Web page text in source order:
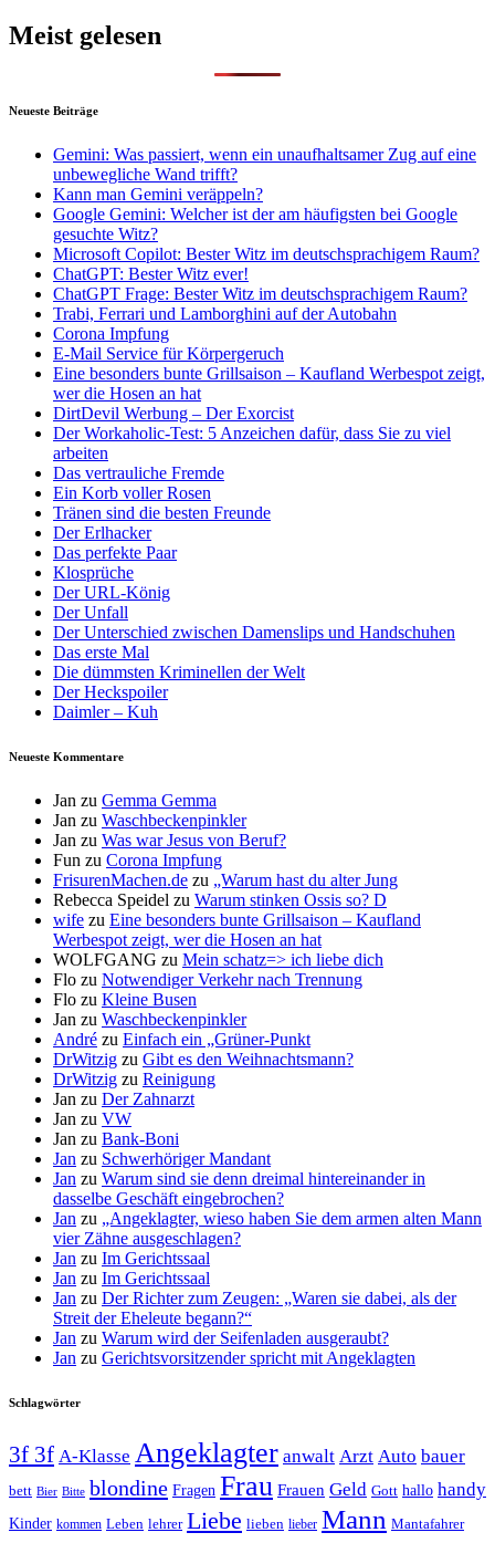
Meist gelesen
Neueste Beiträge
Gemini: Was passiert, wenn ein unaufhaltsamer Zug auf eine
unbewegliche Wand trifft?
Kann man Gemini veräppeln?
Google Gemini: Welcher ist der am häufigsten bei Google
gesuchte Witz?
Microsoft Copilot: Bester Witz im deutschsprachigem Raum?
ChatGPT: Bester Witz ever!
ChatGPT Frage: Bester Witz im deutschsprachigem Raum?
Trabi, Ferrari und Lamborghini auf der Autobahn
Corona Impfung
E-Mail Service für Körpergeruch
Eine besonders bunte Grillsaison – Kaufland Werbespot zeigt,
wer die Hosen an hat
DirtDevil Werbung – Der Exorcist
Der Workaholic-Test: 5 Anzeichen dafür, dass Sie zu viel
arbeiten
Das vertrauliche Fremde
Ein Korb voller Rosen
Tränen sind die besten Freunde
Der Erlhacker
Das perfekte Paar
Klosprüche
Der URL-König
Der Unfall
Der Unterschied zwischen Damenslips und Handschuhen
Das erste Mal
Die dümmsten Kriminellen der Welt
Der Heckspoiler
Daimler – Kuh
Neueste Kommentare
Jan zu Gemma Gemma
Jan zu Waschbeckenpinkler
Jan zu Was war Jesus von Beruf?
Fun zu Corona Impfung
FrisurenMachen.de zu „Warum hast du alter Jung
Rebecca Speidel zu Warum stinken Ossis so? D
wife zu Eine besonders bunte Grillsaison – Kaufland
Werbespot zeigt, wer die Hosen an hat
WOLFGANG zu Mein schatz=> ich liebe dich
Flo zu Notwendiger Verkehr nach Trennung
Flo zu Kleine Busen
Jan zu Waschbeckenpinkler
André zu Einfach ein „Grüner-Punkt
DrWitzig zu Gibt es den Weihnachtsmann?
DrWitzig zu Reinigung
Jan zu Der Zahnarzt
Jan zu VW
Jan zu Bank-Boni
Jan zu Schwerhöriger Mandant
Jan zu Warum sind sie denn dreimal hintereinander in
dasselbe Geschäft eingebrochen?
Jan zu „Angeklagter, wieso haben Sie dem armen alten Mann
vier Zähne ausgeschlagen?
Jan zu Im Gerichtssaal
Jan zu Im Gerichtssaal
Jan zu Der Richter zum Zeugen: „Waren sie dabei, als der
Streit der Eheleute begann?“
Jan zu Warum wird der Seifenladen ausgeraubt?
Jan zu Gerichtsvorsitzender spricht mit Angeklagten
Schlagwörter
3f 3f A-Klasse Angeklagter anwalt Arzt Auto bauer
bett Bier Bitte blondine Fragen Frau Frauen Geld Gott hallo handy
Kinder kommen Leben lehrer Liebe lieben lieber Mann Mantafahrer